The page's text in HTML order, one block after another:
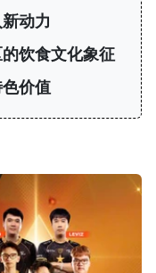
动力
饮食文化象征
价值